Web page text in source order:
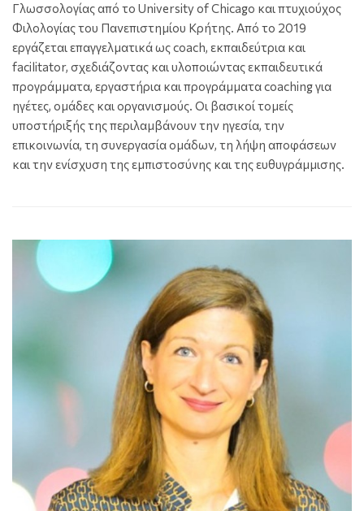
Γλωσσολογίας από το University of Chicago και πτυχιούχος
Φιλολογίας του Πανεπιστημίου Κρήτης. Από το 2019
εργάζεται επαγγελματικά ως coach, εκπαιδεύτρια και
facilitator, σχεδιάζοντας και υλοποιώντας εκπαιδευτικά
προγράμματα, εργαστήρια και προγράμματα coaching για
ηγέτες, ομάδες και οργανισμούς. Οι βασικοί τομείς
υποστήριξής της περιλαμβάνουν την ηγεσία, την
επικοινωνία, τη συνεργασία ομάδων, τη λήψη αποφάσεων
και την ενίσχυση της εμπιστοσύνης και της ευθυγράμμισης.